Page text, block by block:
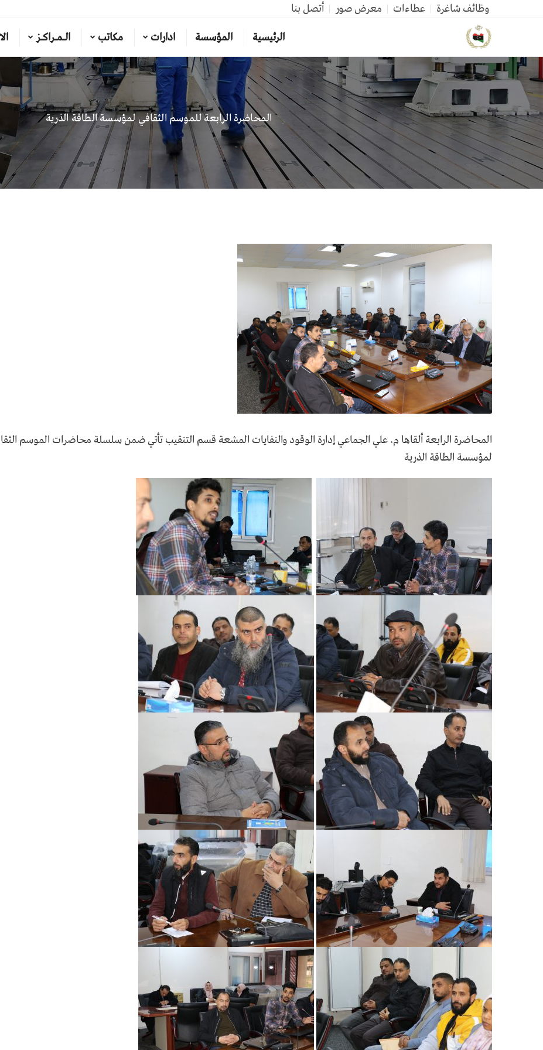
وظائف شاغرة عطاءات معرض صور أتصل بنا
الرئيسية
المؤسسة ادارات مكاتب الـمـراكـز
المحاضرة الرابعة للموسم الثقافي لمؤسسة الطاقة الذرية
المحاضرة الرابعة ألقاها م. علي الجماعي إدارة الوقود والنفايات المشعة قسم التنقيب تأتي ضمن سلسلة محاضرات الموسم
لمؤسسة الطاقة الذرية